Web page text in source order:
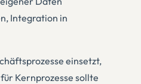
Integration in
einsetzt,
Kernprozesse sollte